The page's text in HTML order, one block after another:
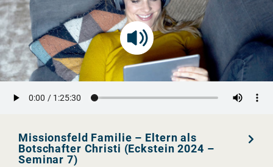
Missionsfeld Familie – Eltern als
Botschafter Christi (Eckstein 2024 –
Seminar 7)